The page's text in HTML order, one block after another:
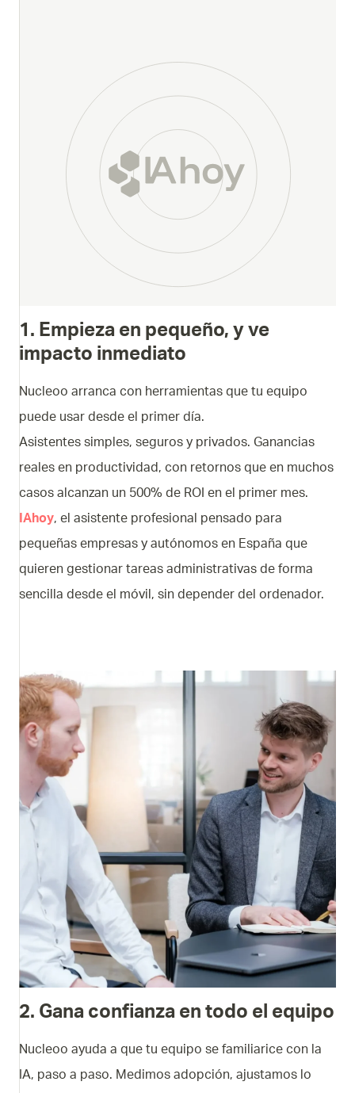
1. Empieza en pequeño, y ve
impacto inmediato
Nucleoo arranca con herramientas que tu equipo
puede usar desde el primer día.
Asistentes simples, seguros y privados. Ganancias
reales en productividad, con retornos que en muchos
casos alcanzan un 500% de ROI en el primer mes.
IAhoy, el asistente profesional pensado para
pequeñas empresas y autónomos en España que
quieren gestionar tareas administrativas de forma
sencilla desde el móvil, sin depender del ordenador.
2. Gana confianza en todo el equipo
Nucleoo ayuda a que tu equipo se familiarice con la
IA, paso a paso. Medimos adopción, ajustamos lo